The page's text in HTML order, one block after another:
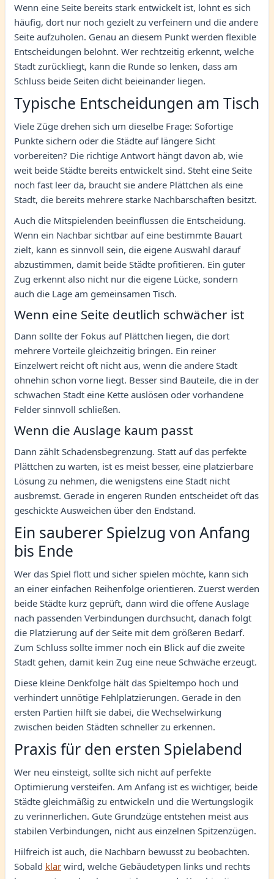
Wenn eine Seite bereits stark entwickelt ist, lohnt es sich
häufig, dort nur noch gezielt zu verfeinern und die andere
Seite aufzuholen. Genau an diesem Punkt werden flexible
Entscheidungen belohnt. Wer rechtzeitig erkennt, welche
Stadt zurückliegt, kann die Runde so lenken, dass am
Schluss beide Seiten dicht beieinander liegen.
Typische Entscheidungen am Tisch
Viele Züge drehen sich um dieselbe Frage: Sofortige
Punkte sichern oder die Städte auf längere Sicht
vorbereiten? Die richtige Antwort hängt davon ab, wie
weit beide Städte bereits entwickelt sind. Steht eine Seite
noch fast leer da, braucht sie andere Plättchen als eine
Stadt, die bereits mehrere starke Nachbarschaften besitzt.
Auch die Mitspielenden beeinflussen die Entscheidung.
Wenn ein Nachbar sichtbar auf eine bestimmte Bauart
zielt, kann es sinnvoll sein, die eigene Auswahl darauf
abzustimmen, damit beide Städte profitieren. Ein guter
Zug erkennt also nicht nur die eigene Lücke, sondern
auch die Lage am gemeinsamen Tisch.
Wenn eine Seite deutlich schwächer ist
Dann sollte der Fokus auf Plättchen liegen, die dort
mehrere Vorteile gleichzeitig bringen. Ein reiner
Einzelwert reicht oft nicht aus, wenn die andere Stadt
ohnehin schon vorne liegt. Besser sind Bauteile, die in der
schwachen Stadt eine Kette auslösen oder vorhandene
Felder sinnvoll schließen.
Wenn die Auslage kaum passt
Dann zählt Schadensbegrenzung. Statt auf das perfekte
Plättchen zu warten, ist es meist besser, eine platzierbare
Lösung zu nehmen, die wenigstens eine Stadt nicht
ausbremst. Gerade in engeren Runden entscheidet oft das
geschickte Ausweichen über den Endstand.
Ein sauberer Spielzug von Anfang
bis Ende
Wer das Spiel flott und sicher spielen möchte, kann sich
an einer einfachen Reihenfolge orientieren. Zuerst werden
beide Städte kurz geprüft, dann wird die offene Auslage
nach passenden Verbindungen durchsucht, danach folgt
die Platzierung auf der Seite mit dem größeren Bedarf.
Zum Schluss sollte immer noch ein Blick auf die zweite
Stadt gehen, damit kein Zug eine neue Schwäche erzeugt.
Diese kleine Denkfolge hält das Spieltempo hoch und
verhindert unnötige Fehlplatzierungen. Gerade in den
ersten Partien hilft sie dabei, die Wechselwirkung
zwischen beiden Städten schneller zu erkennen.
Praxis für den ersten Spielabend
Wer neu einsteigt, sollte sich nicht auf perfekte
Optimierung versteifen. Am Anfang ist es wichtiger, beide
Städte gleichmäßig zu entwickeln und die Wertungslogik
zu verinnerlichen. Gute Grundzüge entstehen meist aus
stabilen Verbindungen, nicht aus einzelnen Spitzenzügen.
Hilfreich ist auch, die Nachbarn bewusst zu beobachten.
Sobald klar wird, welche Gebäudetypen links und rechts